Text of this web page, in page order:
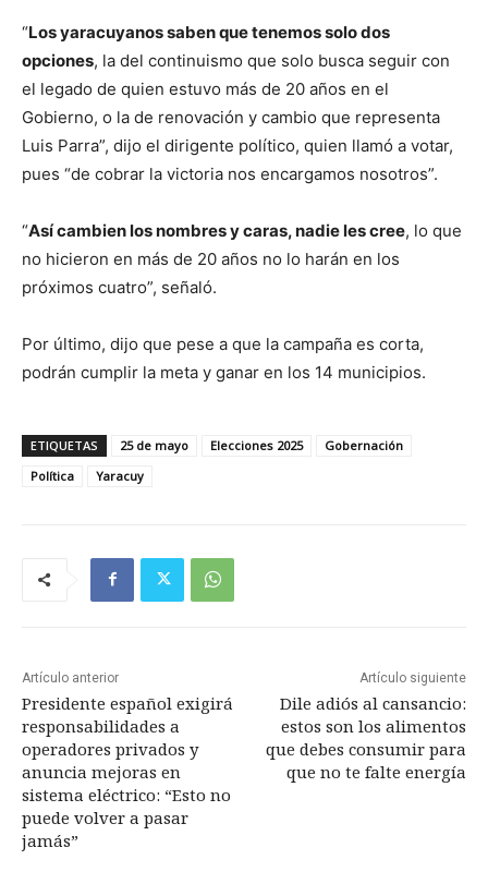
“Los yaracuyanos saben que tenemos solo dos
opciones, la del continuismo que solo busca seguir con
el legado de quien estuvo más de 20 años en el
Gobierno, o la de renovación y cambio que representa
Luis Parra”, dijo el dirigente político, quien llamó a votar,
pues “de cobrar la victoria nos encargamos nosotros”.
“Así cambien los nombres y caras, nadie les cree, lo que
no hicieron en más de 20 años no lo harán en los
próximos cuatro”, señaló.
Por último, dijo que pese a que la campaña es corta,
podrán cumplir la meta y ganar en los 14 municipios.
ETIQUETAS 25 de mayo Elecciones 2025
Gobernación
Política
Yaracuy
Artículo anterior
Presidente español exigirá
responsabilidades a
operadores privados y
anuncia mejoras en
sistema eléctrico: “Esto no
puede volver a pasar
jamás”
Artículo siguiente
Dile adiós al cansancio:
estos son los alimentos
que debes consumir para
que no te falte energía